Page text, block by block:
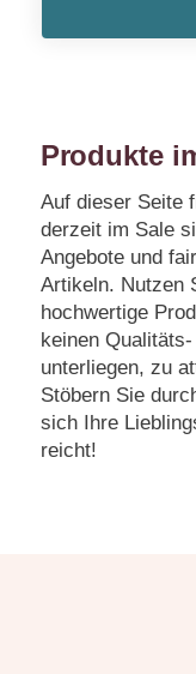
Produkte
Auf dieser Seite
derzeit im Sale
Angebote und
Artikeln. Nutzen
hochwertige
keinen
unterliegen, zu
Stöbern Sie
sich Ihre
reicht!